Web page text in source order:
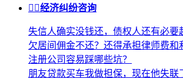
 经济纠纷咨询
失信人确实没钱还，债权人还有必要
欠居间佣金不还？还得承担律师费和
注册公司容易踩哪些坑？
朋友贷款买车我做担保，现在他失联